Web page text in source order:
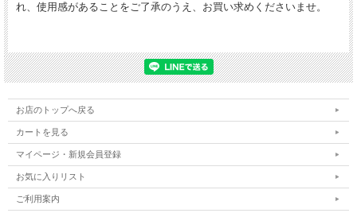
れ、使用感があることをご了承のうえ、お買い求めくださいませ。
お店のトップへ戻る
カートを見る
マイページ・新規会員登録
お気に入りリスト
ご利用案内